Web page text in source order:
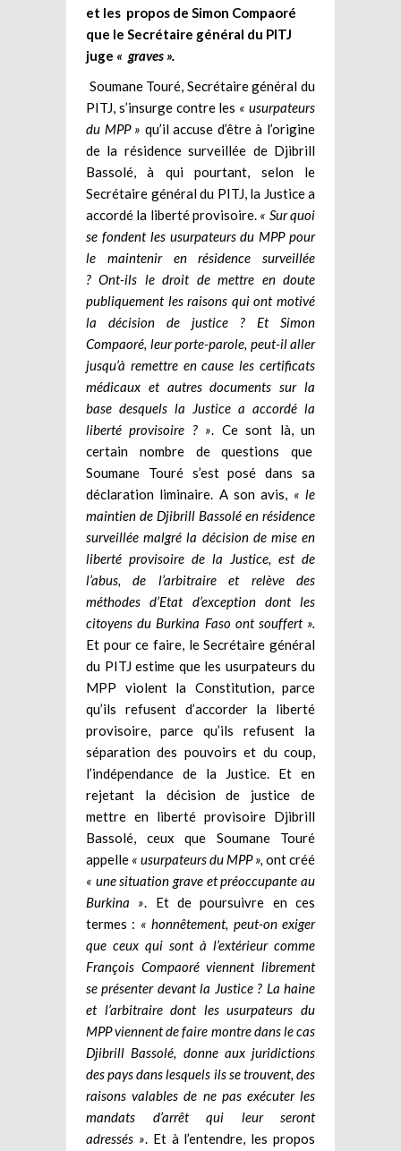
et les propos de Simon Compaoré
que le Secrétaire général du PITJ
juge « graves ».
Soumane Touré, Secrétaire général du
PITJ, s’insurge contre les « usurpateurs
du MPP » qu’il accuse d’être à l’origine
de la résidence surveillée de Djibrill
Bassolé, à qui pourtant, selon le
Secrétaire général du PITJ, la Justice a
accordé la liberté provisoire. « Sur quoi
se fondent les usurpateurs du MPP pour
le maintenir en résidence surveillée
? Ont-ils le droit de mettre en doute
publiquement les raisons qui ont motivé
la décision de justice ? Et Simon
Compaoré, leur porte-parole, peut-il aller
jusqu’à remettre en cause les certificats
médicaux et autres documents sur la
base desquels la Justice a accordé la
liberté provisoire ? » . Ce sont là, un
certain nombre de questions que
Soumane Touré s’est posé dans sa
déclaration liminaire. A son avis, « le
maintien de Djibrill Bassolé en résidence
surveillée malgré la décision de mise en
liberté provisoire de la Justice, est de
l’abus, de l’arbitraire et relève des
méthodes d’Etat d’exception dont les
citoyens du Burkina Faso ont souffert ».
Et pour ce faire, le Secrétaire général
du PITJ estime que les usurpateurs du
MPP violent la Constitution, parce
qu’ils refusent d’accorder la liberté
provisoire, parce qu’ils refusent la
séparation des pouvoirs et du coup,
l’indépendance de la Justice. Et en
rejetant la décision de justice de
mettre en liberté provisoire Djibrill
Bassolé, ceux que Soumane Touré
appelle « usurpateurs du MPP », ont créé
« une situation grave et préoccupante au
Burkina » . Et de poursuivre en ces
termes : « honnêtement, peut-on exiger
que ceux qui sont à l’extérieur comme
François Compaoré viennent librement
se présenter devant la Justice ? La haine
et l’arbitraire dont les usurpateurs du
MPP viennent de faire montre dans le cas
Djibrill Bassolé, donne aux juridictions
des pays dans lesquels ils se trouvent, des
raisons valables de ne pas exécuter les
mandats d’arrêt qui leur seront
adressés » . Et à l’entendre, les propos